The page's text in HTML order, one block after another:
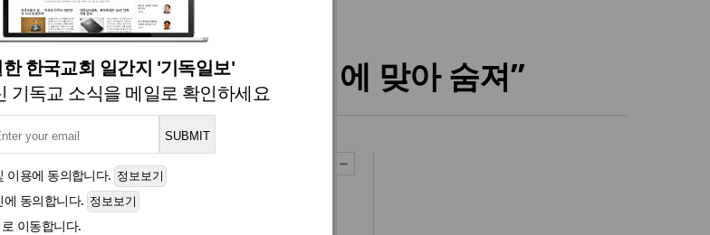
한국교회 일간지 '기독일보'
기독교 소식을 메일로 확인하세요
이용에 동의합니다.
에 동의합니다.
이동합니다.
선교회 입력 2022. 10. 25 16:11
리하려다 미사일 파편에 맞아 숨져”